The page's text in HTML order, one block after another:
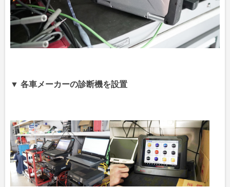
▼ 各車メーカーの診断機を設置